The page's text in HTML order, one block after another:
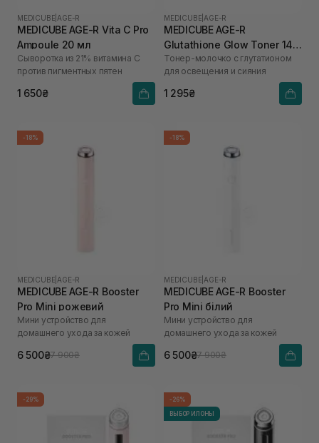
MEDICUBE AGE-R
MEDICUBE AGE-R Vita C Pro
Ampoule 20 мл
Сыворотка из 21% витамина С
против пигментных пятен
1 650₴
MEDICUBE AGE-R
MEDICUBE AGE-R
Glutathione Glow Toner 140
мл
Тонер-молочко с глутатионом
для освещения и сияния
1 295₴
-18%
MEDICUBE AGE-R
MEDICUBE AGE-R Booster
Pro Mini рожевий
Мини устройство для
домашнего ухода за кожей
6 500₴7 900₴
-18%
MEDICUBE AGE-R
MEDICUBE AGE-R Booster
Pro Mini білий
Мини устройство для
домашнего ухода за кожей
6 500₴7 900₴
-29%
-26%
ВЫБОР ИЛОНЫ